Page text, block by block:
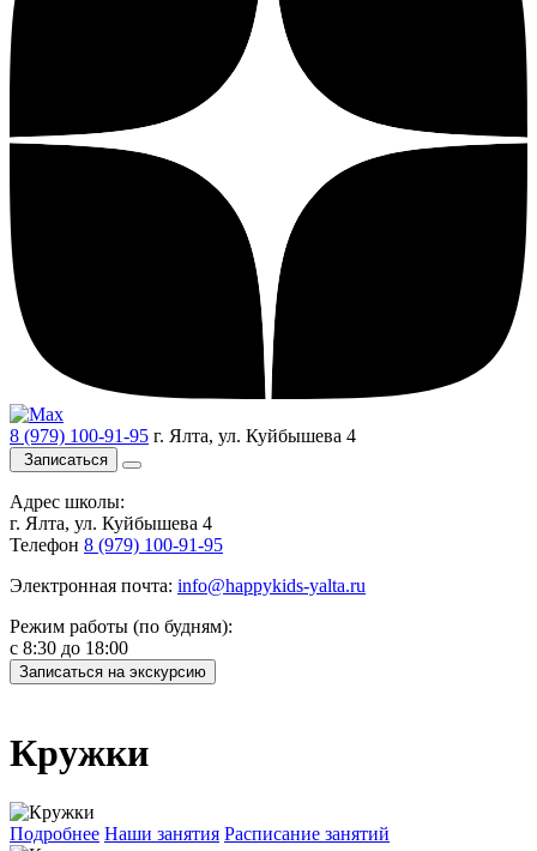
8 (979) 100-91-95 г. Ялта, ул. Куйбышева 4
Записаться
Адрес школы:
г. Ялта, ул. Куйбышева 4
Телефон 8 (979) 100-91-95
Электронная почта: info@happykids-yalta.ru
Режим работы (по будням):
с 8:30 до 18:00
Записаться на экскурсию
Кружки
Подробнее Наши занятия Расписание занятий